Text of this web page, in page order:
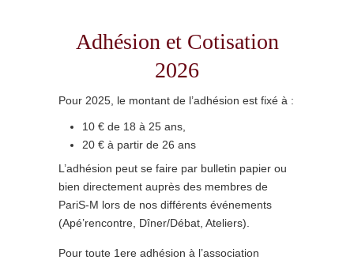
Adhésion et Cotisation
2026
Pour 2025, le montant de l’adhésion est fixé à :
10 € de 18 à 25 ans,
20 € à partir de 26 ans
L’adhésion peut se faire par bulletin papier ou
bien directement auprès des membres de
PariS-M lors de nos différents événements
(Apé’rencontre, Dîner/Débat, Ateliers).
Pour toute 1ere adhésion à l’association